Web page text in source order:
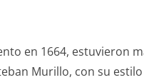
en 1664, estuvieron
Murillo, con su